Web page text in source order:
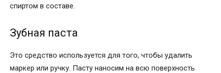
спиртом в составе.
Зубная паста
Это средство используется для того, чтобы удалить
маркер или ручку. Пасту наносим на всю поверхность